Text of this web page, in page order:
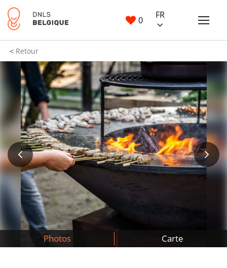
0 FR
Retour
Photos Carte